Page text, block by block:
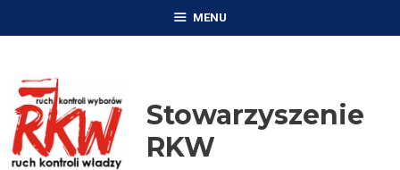
MENU
Stowarzyszenie
RKW